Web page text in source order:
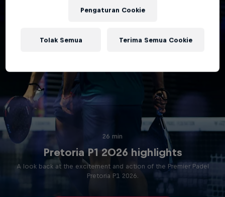
26 min
Pretoria P1 2026 highlights
A look back at the excitement and action of the Premier Padel
Pretoria P1 2026.
Pengaturan Cookie
Tolak Semua Terima Semua Cookie